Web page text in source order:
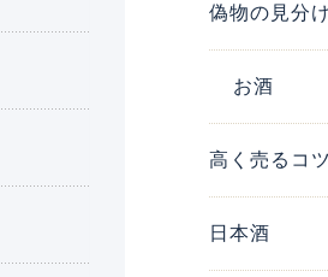
偽物の見分
お酒
高く売るコツ
日本酒